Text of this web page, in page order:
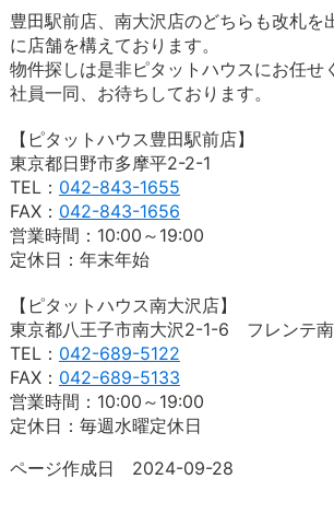
豊田駅前店、南大沢店のどちらも改札を
に店舗を構えております。
物件探しは是非ピタットハウスにお任せ
社員一同、お待ちしております。
【ピタットハウス豊田駅前店】
東京都日野市多摩平2-2-1
TEL： 042-843-1655
FAX： 042-843-1656
営業時間：10:00～19:00
定休日：年末年始
【ピタットハウス南大沢店】
東京都八王子市南大沢2-1-6 フレンテ
TEL： 042-689-5122
FAX： 042-689-5133
営業時間：10:00～19:00
定休日：毎週水曜定休日
ページ作成日 2024-09-28